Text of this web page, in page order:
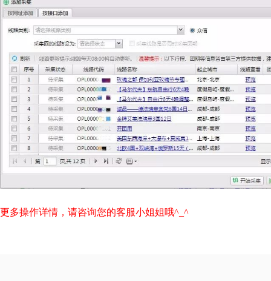
更多操作详情，请咨询您的客服小姐姐哦^_^